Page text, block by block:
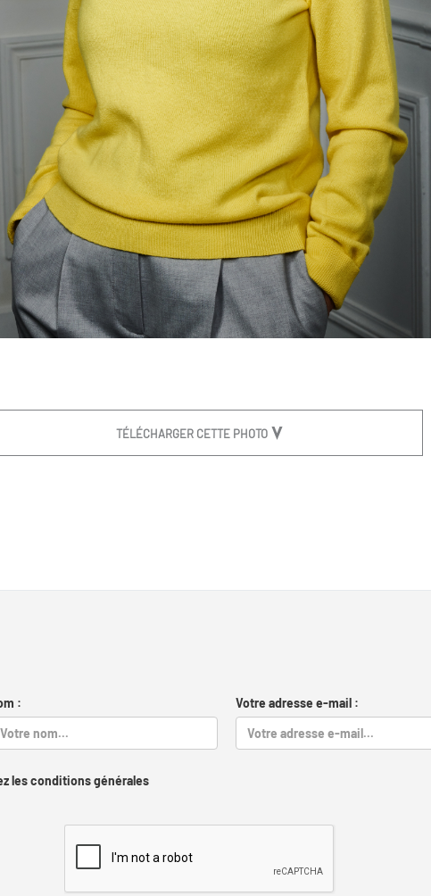
TÉLÉCHARGER CETTE PHOTO
: Votre adresse e-mail :
les conditions générales